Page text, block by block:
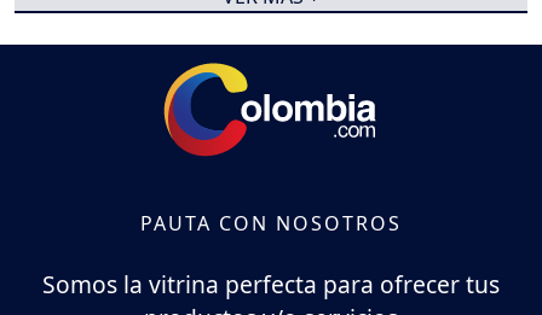
PAUTA CON NOSOTROS
Somos la vitrina perfecta para ofrecer tus